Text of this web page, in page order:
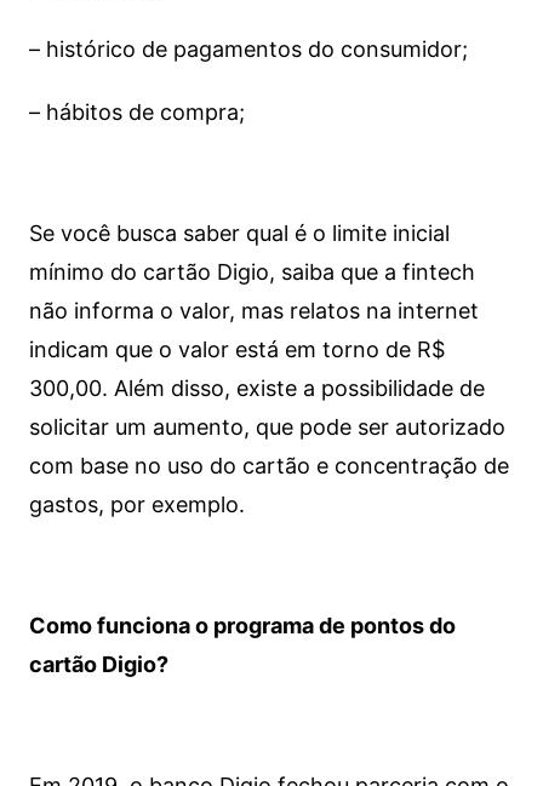
– histórico de pagamentos do consumidor;
– hábitos de compra;
Se você busca saber qual é o limite inicial
mínimo do cartão Digio, saiba que a fintech
não informa o valor, mas relatos na internet
indicam que o valor está em torno de R$
300,00. Além disso, existe a possibilidade de
solicitar um aumento, que pode ser autorizado
com base no uso do cartão e concentração de
gastos, por exemplo.
Como funciona o programa de pontos do
cartão Digio?